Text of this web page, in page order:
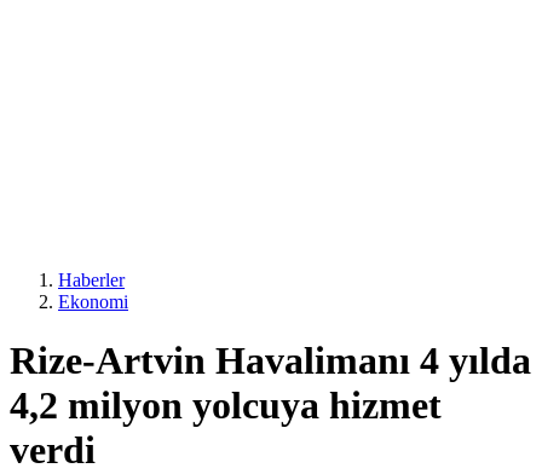
Haberler
Ekonomi
Rize-Artvin Havalimanı 4 yılda
4,2 milyon yolcuya hizmet
verdi